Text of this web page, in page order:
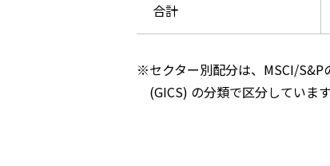
合計
※セクター別配分は、MSCI/
(GICS) の分類で区分しています